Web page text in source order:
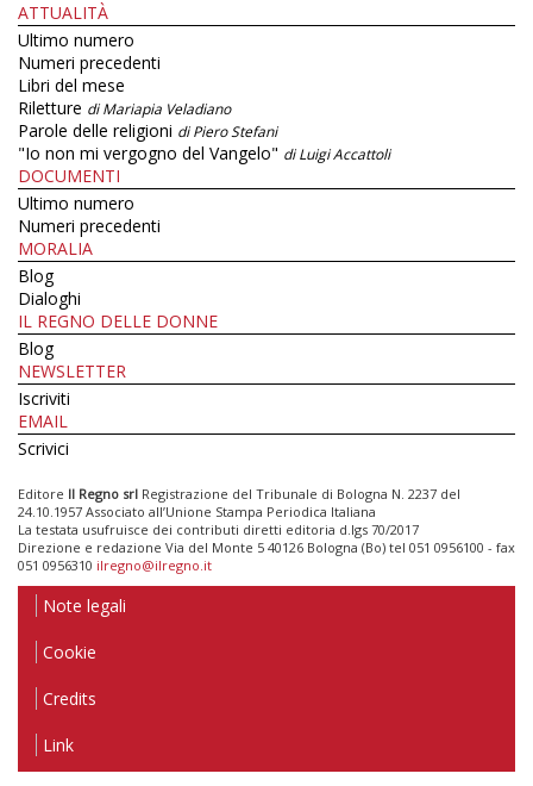
ATTUALITÀ
Ultimo numero
Numeri precedenti
Libri del mese
Riletture di Mariapia Veladiano
Parole delle religioni di Piero Stefani
"Io non mi vergogno del Vangelo" di Luigi Accattoli
DOCUMENTI
Ultimo numero
Numeri precedenti
MORALIA
Blog
Dialoghi
IL REGNO DELLE DONNE
Blog
NEWSLETTER
Iscriviti
EMAIL
Scrivici
Editore Il Regno srl Registrazione del Tribunale di Bologna N. 2237 del
24.10.1957 Associato all’Unione Stampa Periodica Italiana
La testata usufruisce dei contributi diretti editoria d.lgs 70/2017
Direzione e redazione Via del Monte 5 40126 Bologna (Bo) tel 051 0956100 - fax
051 0956310 ilregno@ilregno.it
Note legali
Cookie
Credits
Link